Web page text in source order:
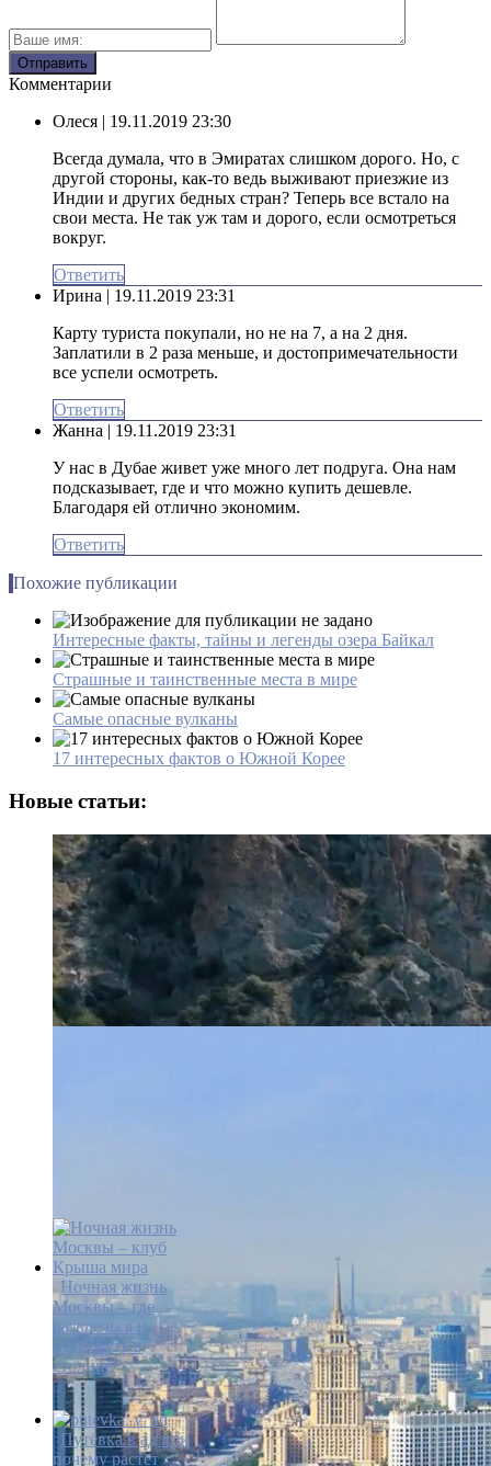
Комментарии
Олеся | 19.11.2019 23:30
Всегда думала, что в Эмиратах слишком дорого. Но, с
другой стороны, как-то ведь выживают приезжие из
Индии и других бедных стран? Теперь все встало на
свои места. Не так уж там и дорого, если осмотреться
вокруг.
Ответить
Ирина | 19.11.2019 23:31
Карту туриста покупали, но не на 7, а на 2 дня.
Заплатили в 2 раза меньше, и достопримечательности
все успели осмотреть.
Ответить
Жанна | 19.11.2019 23:31
У нас в Дубае живет уже много лет подруга. Она нам
подсказывает, где и что можно купить дешевле.
Благодаря ей отлично экономим.
Ответить
Похожие публикации
Интересные факты, тайны и легенды озера Байкал
Страшные и таинственные места в мире
Самые опасные вулканы
17 интересных фактов о Южной Корее
Новые статьи:
Ночная жизнь
Москвы – где
развлечься и
отдохнуть в
столице
Путёвка в ад или
почему растёт